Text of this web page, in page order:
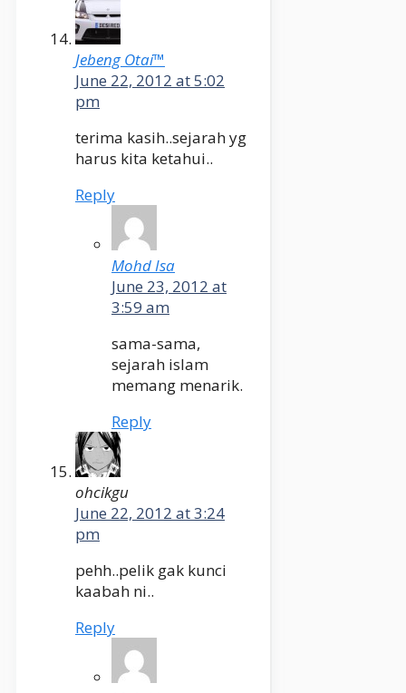
Jebeng Otai™
June 22, 2012 at 5:02
pm
terima kasih..sejarah yg
harus kita ketahui..
Reply
Mohd Isa
June 23, 2012 at
3:59 am
sama-sama,
sejarah islam
memang menarik.
Reply
ohcikgu
June 22, 2012 at 3:24
pm
pehh..pelik gak kunci
kaabah ni..
Reply